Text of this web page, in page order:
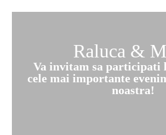
Raluca &
Va invitam sa participati
cele mai importante
noastra!